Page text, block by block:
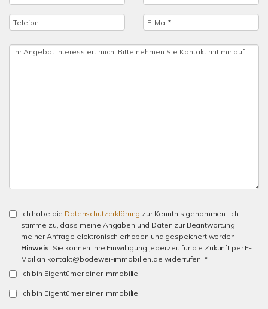
Ich habe die Datenschutzerklärung zur Kenntnis genommen. Ich
stimme zu, dass meine Angaben und Daten zur Beantwortung
meiner Anfrage elektronisch erhoben und gespeichert werden.
Hinweis: Sie können Ihre Einwilligung jederzeit für die Zukunft per E-
Mail an kontakt@bodewei-immobilien.de widerrufen. *
Ich bin Eigentümer einer Immobilie.
Ich bin Eigentümer einer Immobilie.